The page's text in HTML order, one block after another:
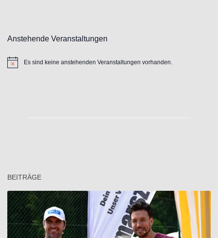
Anstehende Veranstaltungen
HinweisEs sind keine anstehenden Veranstaltungen vorhanden.
BEITRÄGE